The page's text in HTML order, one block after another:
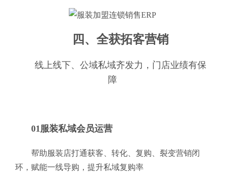
四、全获拓客营销
线上线下、公域私域齐发力，门店业绩有保
障
01服装私域会员运营
帮助服装店打通获客、转化、复购、裂变营销闭
环，赋能一线导购，提升私域复购率